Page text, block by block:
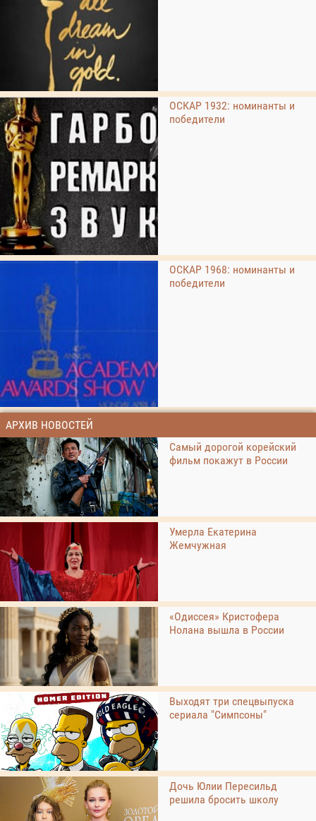
ОСКАР 1932: номинанты и
победители
ОСКАР 1968: номинанты и
победители
АРХИВ НОВОСТЕЙ
Самый дорогой корейский
фильм покажут в России
Умерла Екатерина
Жемчужная
«Одиссея» Кристофера
Нолана вышла в России
Выходят три спецвыпуска
сериала "Симпсоны"
Дочь Юлии Пересильд
решила бросить школу